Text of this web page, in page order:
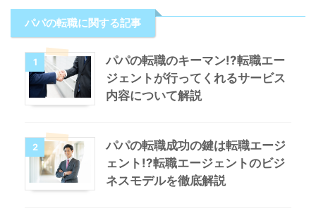
パパの転職に関する記事
1
パパの転職のキーマン!?転職エー
ジェントが行ってくれるサービス
内容について解説
2
パパの転職成功の鍵は転職エージ
ェント!?転職エージェントのビジ
ネスモデルを徹底解説